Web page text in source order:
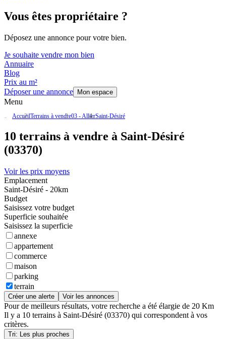
Vous êtes propriétaire ?
Déposez une annonce pour votre bien.
Je souhaite vendre mon bien
Annuaire
Blog
Prix au m²
Déposer une annonce
Mon espace
Menu
AccueilTerrains à vendre03 - AllierSaint-Désiré
10 terrains à vendre à Saint-Désiré
(03370)
Voir les prix moyens
Emplacement
Saint-Désiré - 20km
Budget
Saisissez votre budget
Superficie souhaitée
Saisissez la superficie
annexe
appartement
commerce
maison
parking
terrain
Créer une alerte Voir les annonces
Pour de meilleurs résultats, votre recherche a été élargie de 20 Km
Il y a 10 terrains à Saint-Désiré (03370) qui correspondent à vos
critères.
Tri: Les plus proches